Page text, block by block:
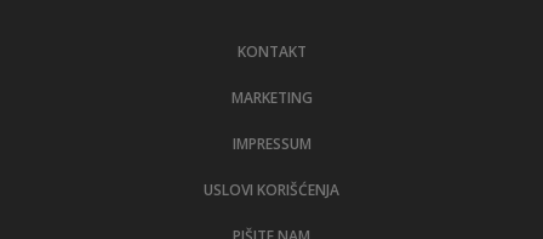
KONTAKT
MARKETING
IMPRESSUM
USLOVI KORIŠĆENJA